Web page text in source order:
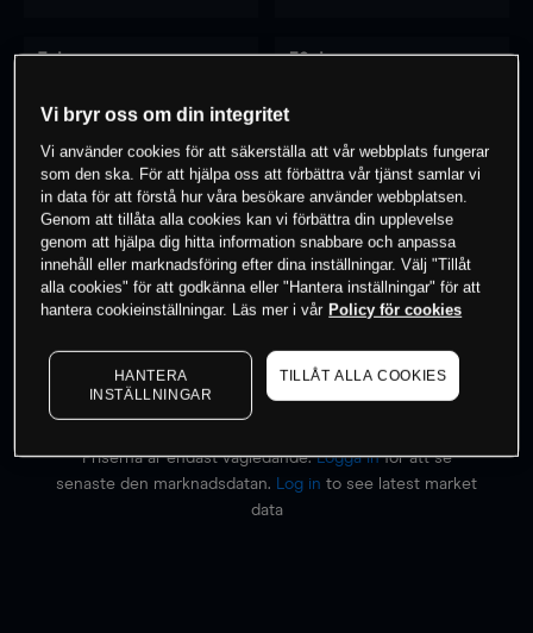
7 dagar 30 dagar
0% av kunderna har en position i detta
instrument
Börja handla
Priserna är endast vägledande.Logga inför att se
senaste den marknadsdatan.
Log in to see latest market
data
Vi bryr oss om din integritet
Vi använder cookies för att säkerställa att vår webbplats fungerar
som den ska. För att hjälpa oss att förbättra vår tjänst samlar vi
in data för att förstå hur våra besökare använder webbplatsen.
Genom att tillåta alla cookies kan vi förbättra din upplevelse
genom att hjälpa dig hitta information snabbare och anpassa
innehåll eller marknadsföring efter dina inställningar. Välj "Tillåt
alla cookies" för att godkänna eller "Hantera inställningar" för att
hantera cookieinställningar. Läs mer i vår Policy för cookies
HANTERA
INSTÄLLNINGAR
TILLÅT ALLA COOKIES